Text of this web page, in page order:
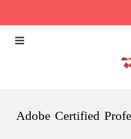
Adobe Certified